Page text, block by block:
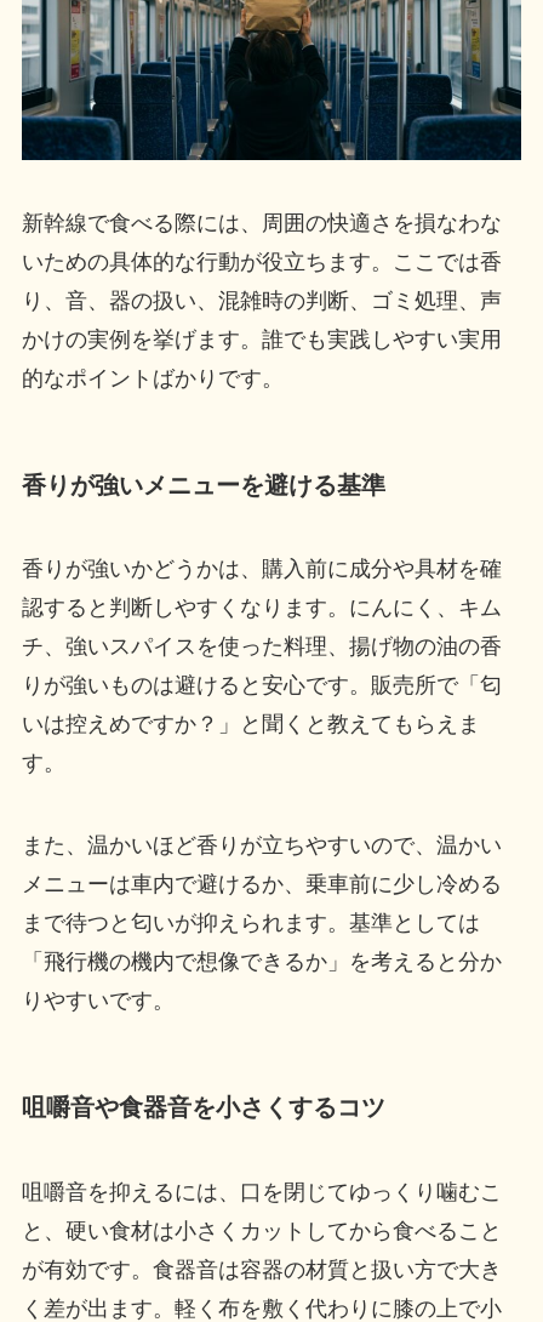
新幹線で食べる際には、周囲の快適さを損なわな
いための具体的な行動が役立ちます。ここでは香
り、音、器の扱い、混雑時の判断、ゴミ処理、声
かけの実例を挙げます。誰でも実践しやすい実用
的なポイントばかりです。
香りが強いメニューを避ける基準
香りが強いかどうかは、購入前に成分や具材を確
認すると判断しやすくなります。にんにく、キム
チ、強いスパイスを使った料理、揚げ物の油の香
りが強いものは避けると安心です。販売所で「匂
いは控えめですか？」と聞くと教えてもらえま
す。
また、温かいほど香りが立ちやすいので、温かい
メニューは車内で避けるか、乗車前に少し冷める
まで待つと匂いが抑えられます。基準としては
「飛行機の機内で想像できるか」を考えると分か
りやすいです。
咀嚼音や食器音を小さくするコツ
咀嚼音を抑えるには、口を閉じてゆっくり噛むこ
と、硬い食材は小さくカットしてから食べること
が有効です。食器音は容器の材質と扱い方で大き
く差が出ます。軽く布を敷く代わりに膝の上で小